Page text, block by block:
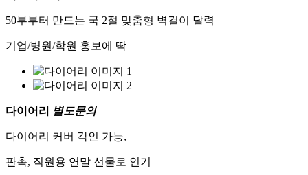
50부부터 만드는 국 2절 맞춤형 벽걸이 달력
기업/병원/학원 홍보에 딱
다이어리 별도문의
다이어리 커버 각인 가능,
판촉, 직원용 연말 선물로 인기